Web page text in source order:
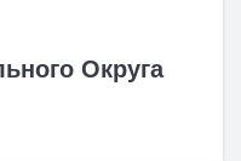
Округа